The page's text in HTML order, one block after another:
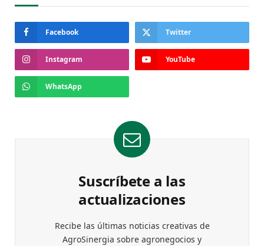
Facebook Twitter
Instagram YouTube
WhatsApp
Suscríbete a las
actualizaciones
Recibe las últimas noticias creativas de
AgroSinergia sobre agronegocios y